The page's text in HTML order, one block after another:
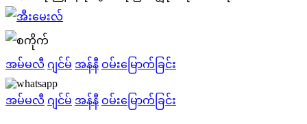
အမ်မလီ ဂျင်မ် အန်နီ ဝမ်းမြောက်ခြင်း
အမ်မလီ ဂျင်မ် အန်နီ ဝမ်းမြောက်ခြင်း